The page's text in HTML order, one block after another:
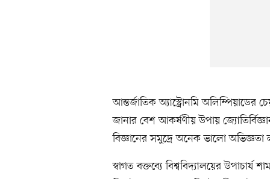
আন্তর্জাতিক অ্যাস্ট্রোনমি অলিম্পিয়াডের
জানার বেশ আকর্ষণীয় উপায়
বিজ্ঞানের সমুদ্রে অনেক ভালো অভিজ্ঞতা
স্বাগত বক্তব্যে বিশ্ববিদ্যালয়ের